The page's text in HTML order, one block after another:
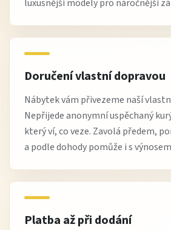
luxusnější modely pro náročnější
Doručení vlastní dopravou
Nábytek vám přivezeme naší
Nepřijede anonymní uspěchaný
který ví, co veze. Zavolá předem,
a podle dohody pomůže i s
Platba až při dodání